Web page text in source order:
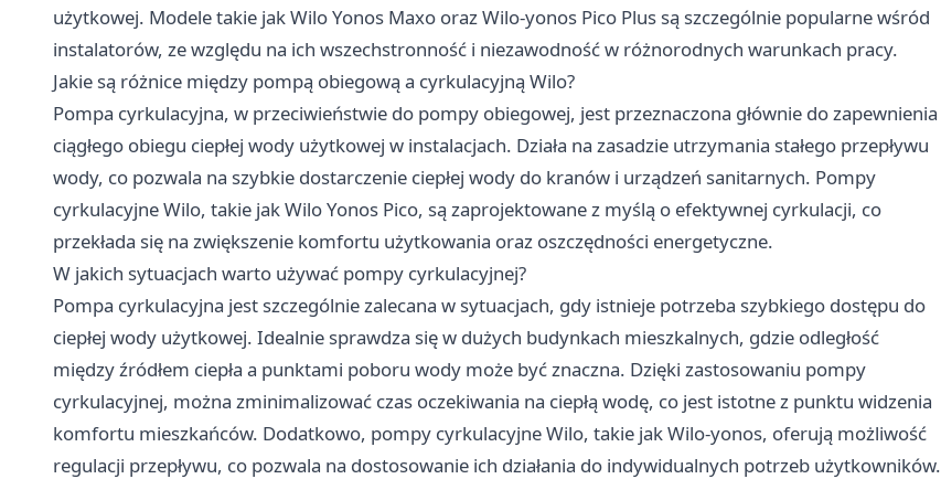
użytkowej. Modele takie jak Wilo Yonos Maxo oraz Wilo-yonos Pico Plus są szczególnie popularne wśród
instalatorów, ze względu na ich wszechstronność i niezawodność w różnorodnych warunkach pracy.
Jakie są różnice między pompą obiegową a cyrkulacyjną Wilo?
Pompa cyrkulacyjna, w przeciwieństwie do pompy obiegowej, jest przeznaczona głównie do zapewnienia
ciągłego obiegu ciepłej wody użytkowej w instalacjach. Działa na zasadzie utrzymania stałego przepływu
wody, co pozwala na szybkie dostarczenie ciepłej wody do kranów i urządzeń sanitarnych. Pompy
cyrkulacyjne Wilo, takie jak Wilo Yonos Pico, są zaprojektowane z myślą o efektywnej cyrkulacji, co
przekłada się na zwiększenie komfortu użytkowania oraz oszczędności energetyczne.
W jakich sytuacjach warto używać pompy cyrkulacyjnej?
Pompa cyrkulacyjna jest szczególnie zalecana w sytuacjach, gdy istnieje potrzeba szybkiego dostępu do
ciepłej wody użytkowej. Idealnie sprawdza się w dużych budynkach mieszkalnych, gdzie odległość
między źródłem ciepła a punktami poboru wody może być znaczna. Dzięki zastosowaniu pompy
cyrkulacyjnej, można zminimalizować czas oczekiwania na ciepłą wodę, co jest istotne z punktu widzenia
komfortu mieszkańców. Dodatkowo, pompy cyrkulacyjne Wilo, takie jak Wilo-yonos, oferują możliwość
regulacji przepływu, co pozwala na dostosowanie ich działania do indywidualnych potrzeb użytkowników.